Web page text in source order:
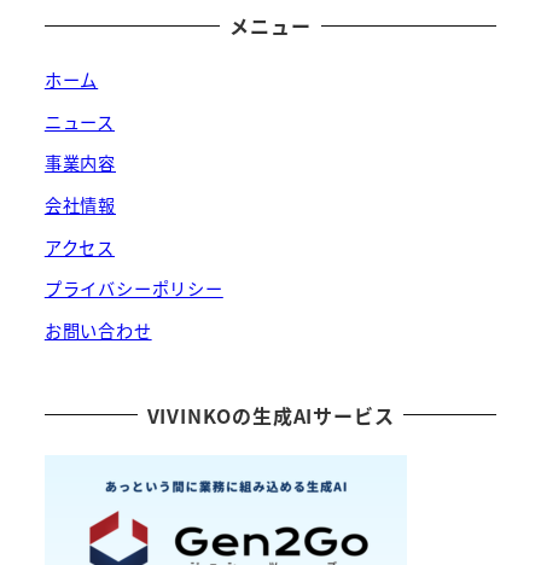
メニュー
ホーム
ニュース
事業内容
会社情報
アクセス
プライバシーポリシー
お問い合わせ
VIVINKOの生成AIサービス